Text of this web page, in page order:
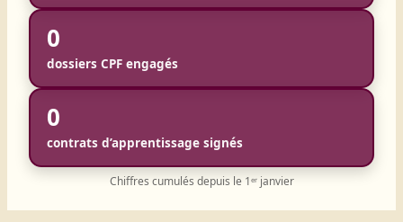
0
dossiers CPF engagés
0
contrats d’apprentissage signés
Chiffres cumulés depuis le 1ᵉʳ janvier